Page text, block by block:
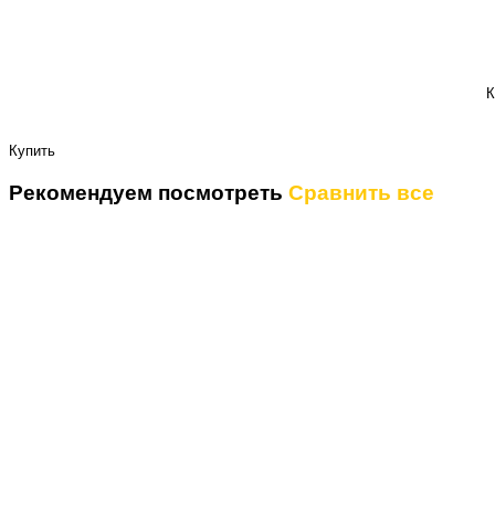
Купить
Рекомендуем посмотреть Сравнить все